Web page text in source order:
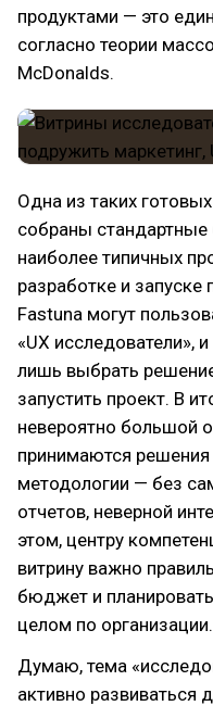
продуктами — это
согласно теории
McDonalds.
Одна из таких
собраны
наиболее типичных
разработке и
Fastuna могут
«UX исследователи»,
лишь выбрать
запустить проект. В
невероятно большой
принимаются
методологии — без
отчетов, неверной
этом, центру
витрину важно
бюджет и
целом по организации.
Думаю, тема
активно развиваться